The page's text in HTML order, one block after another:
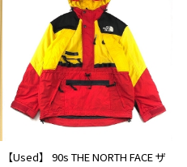
【Used】 90s THE NORTH FACE ザ